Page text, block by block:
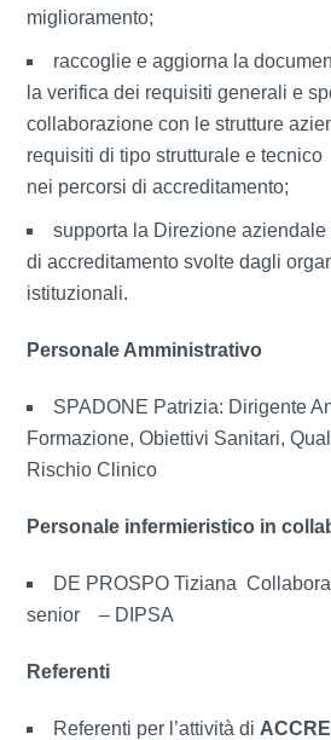
miglioramento;
raccoglie e aggiorna la
la verifica dei requisiti generali e
collaborazione con le strutture
requisiti di tipo strutturale e tecnico
nei percorsi di accreditamento;
supporta la Direzione
di accreditamento svolte dagli
istituzionali.
Personale Amministrativo
SPADONE Patrizia: Dirigente
Formazione, Obiettivi Sanitari,
Rischio Clinico
Personale infermieristico in
DE PROSPO Tiziana
senior – DIPSA
Referenti
Referenti per l’attività di